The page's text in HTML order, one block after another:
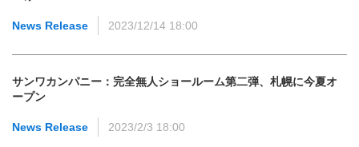
News Release 2023/12/14 18:00
サンワカンパニー：完全無人ショールーム第二弾、札幌に今夏オ
ープン
News Release 2023/2/3 18:00